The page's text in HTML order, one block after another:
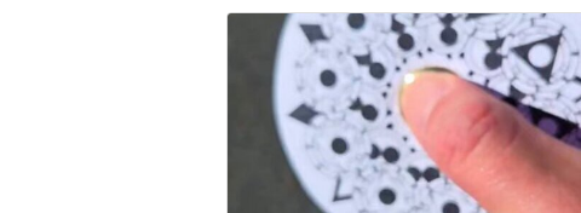
数
ス
ト
数
ね
数